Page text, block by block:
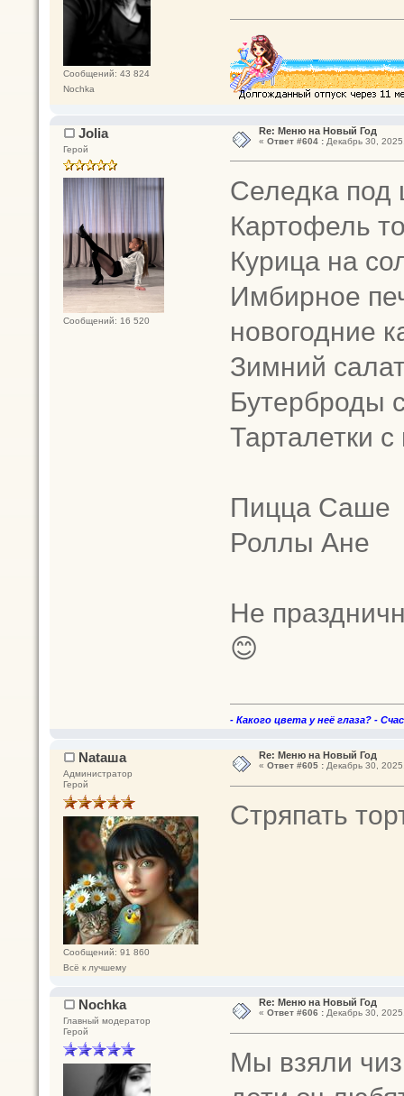
Сообщений: 43 824
Nochka
Jolia
Герой
Сообщений: 16 520
Re: Меню на Новый Год
« Ответ #604 :Декабрь 30,
Селедка под
Картофель
Курица на
Имбирное
новогодние
Зимний
Бутерброды
Тарталетки с
Пицца Саше
Роллы Ане
Не
😊
- Какого цвета у неё глаза? -
Nataшa
Администратор
Герой
Сообщений: 91 860
Всё к лучшему
Re: Меню на Новый Год
« Ответ #605 :Декабрь 30,
Стряпать
Nochka
Главный модератор
Герой
Re: Меню на Новый Год
« Ответ #606 :Декабрь 30,
Мы взяли